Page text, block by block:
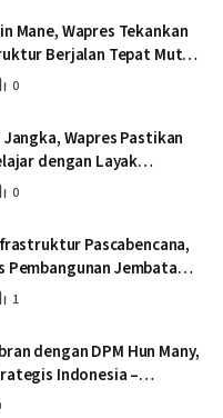
Mane, Wapres Tekankan
Berjalan Tepat Mutu
0
Wapres Pastikan
dengan Layak
0
Pascabencana,
Pembangunan Jembatan
1
dengan DPM Hun Many,
Indonesia –